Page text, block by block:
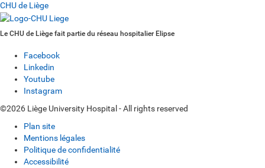
CHU de Liège
Le CHU de Liège fait partie du réseau hospitalier Elipse
Facebook
Linkedin
Youtube
Instagram
©2026 Liège University Hospital - All rights reserved
Plan site
Mentions légales
Politique de confidentialité
Accessibilité